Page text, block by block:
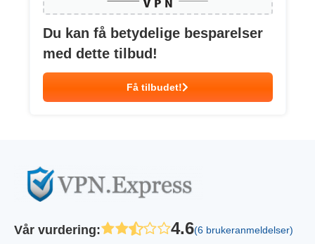
Du kan få betydelige besparelser
med dette tilbud!
Få tilbudet!
Vår vurdering: 4.6(6 brukeranmeldelser)